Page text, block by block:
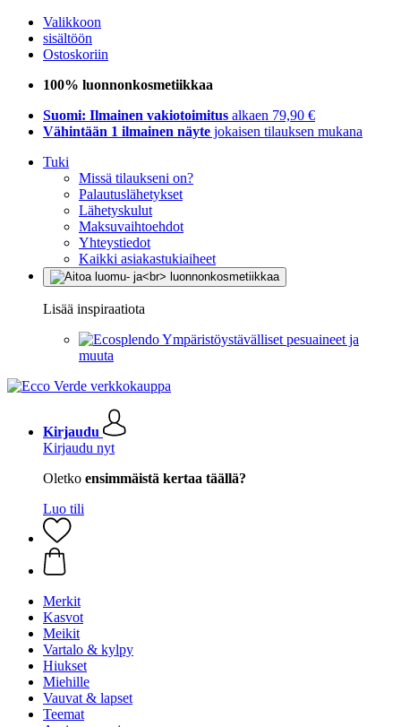
Valikkoon
sisältöön
Ostoskoriin
100% luonnonkosmetiikkaa
Suomi: Ilmainen vakiotoimitus alkaen 79,90 €
Vähintään 1 ilmainen näyte jokaisen tilauksen mukana
Tuki
Missä tilaukseni on?
Palautuslähetykset
Lähetyskulut
Maksuvaihtoehdot
Yhteystiedot
Kaikki asiakastukiaiheet
Lisää inspiraatiota
Ympäristöystävälliset pesuaineet ja
muuta
Kirjaudu
Kirjaudu nyt
Oletko ensimmäistä kertaa täällä?
Luo tili
Merkit
Kasvot
Meikit
Vartalo & kylpy
Hiukset
Miehille
Vauvat & lapset
Teemat